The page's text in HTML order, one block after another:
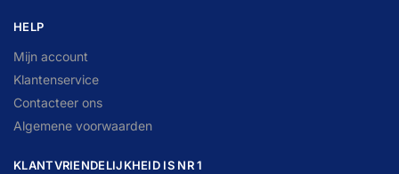
HELP
Mijn account
Klantenservice
Contacteer ons
Algemene voorwaarden
KLANTVRIENDELIJKHEID IS NR 1